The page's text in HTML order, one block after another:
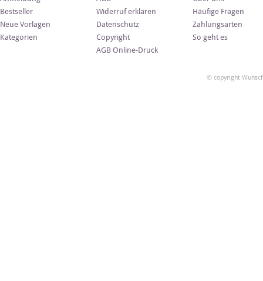
Bestseller
Neue Vorlagen
Kategorien
Widerruf erklären
Datenschutz
Copyright
AGB Online-Druck
Häufige Fragen
Zahlungsarten
So geht es
© copyright